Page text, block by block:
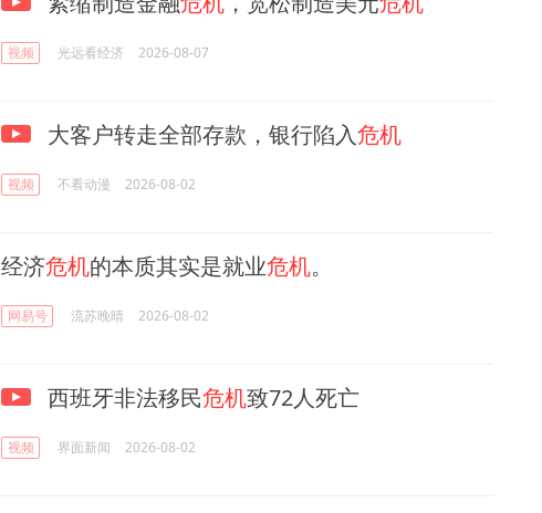
视频 光远看经济 2026-08-07
大客户转走全部存款，银行陷入危机
视频 不看动漫 2026-08-02
经济危机的本质其实是就业危机。
网易号 流苏晚晴 2026-08-02
西班牙非法移民危机致72人死亡
视频 界面新闻 2026-08-02